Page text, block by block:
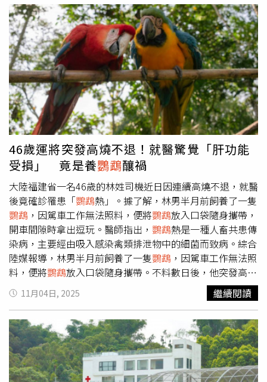
擁有黃色額頭、嫩綠身體以及紅、藍色羽毛。而鸚鵡的羽毛
顏色和特徵與產於墨西哥、宏都拉斯等地雙黃頭亞馬遜鸚鵡
吻合；最重要的是，雙黃頭亞馬遜鸚鵡被列在《瀕臨絕種野
生動植物國際貿易公約》（CITES）名單內，目前在全球僅
存4000隻左右，是瀕危鳥類。報導中指出，咖啡廳老闆說
明，這隻鸚鵡從中午就開始在戶外座位徘徊，下午再次出現
時，竟直接飛入並開始喝客人的咖啡，「我給牠食物，客人
伸手觸摸牠也不會閃，完全不怕人。」因此，警方初步推
測，鸚鵡 可能是從飼主家中逃脫，或遭人遺棄。警方將鸚鵡
安置在紙箱中，送往「韓國動物救援與管理協會」。協會指
出，鸚鵡健康狀況良好，應該有人長期飼養的寵物。協會已
發出公告尋找原飼主；若在規定期限內無人認領，該物種屬
保育動物、禁止私人飼養，將被移至環境部國立生態院的
CITES保護設施安置。
46歲運將突發高燒不退！就醫驚覺「肝功能
受損」 竟是養鸚鵡釀禍
大陸福建省一名46歲的林姓司機近日因連續高燒不退，就醫
後竟確診罹患「鸚鵡熱」。據了解，林男半月前飼養了一隻
鸚鵡 ，因駕車工作無法照料，便將鸚鵡放入口袋隨身攜帶，
開車間隙時拿出逗玩。醫師指出， 鸚鵡熱是一種人畜共患傳
染病，主要經由吸入感染禽類排泄物中的細菌而致病。綜合
陸媒報導，林男半月前飼養了一隻鸚鵡 ，因駕車工作無法照
料，便將鸚鵡放入口袋隨身攜帶。不料數日後，他突發高燒
至38.7℃，伴隨畏寒、乾咳與全身乏力，自行服用感冒藥後
仍反覆發熱，並出現頭暈、反應遲鈍與精神萎靡等症狀。家
人發現林男情況不對，趕緊將他送醫。檢查結果顯示，患者
肝腎功能明顯受損，炎症指標異常偏高。醫師追問生活習慣
後，得知他有「口袋養鸚鵡」的特殊舉動，進一步檢測證實
感染「鸚鵡熱衣原體」，確診為鸚鵡熱。醫師指出，鸚鵡熱
是一種人畜共患傳染病，主要經由吸入感染禽類排泄物中的
11月04日, 2025 繼續閱讀